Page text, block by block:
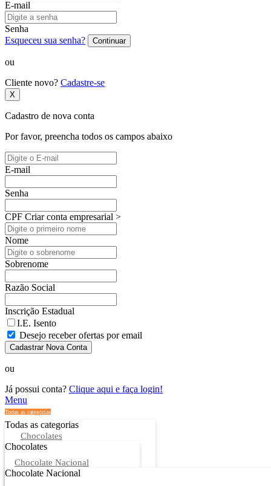
E-mail
Senha
Esqueceu sua senha?
Continuar
ou
Cliente novo? Cadastre-se
X
Cadastro de nova conta
Por favor, preencha todos os campos abaixo
E-mail
Senha
CPF Criar conta empresarial >
Nome
Sobrenome
Razão Social
Inscrição Estadual
I.E. Isento
Desejo receber ofertas por email
Cadastrar Nova Conta
ou
Já possui conta? Clique aqui e faça login!
Menu
Todas as categorias
Todas as categorias
Chocolates
Chocolates
Chocolate Nacional
Chocolate Nacional